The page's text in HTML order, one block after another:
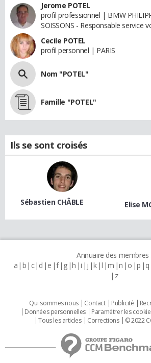
Jerome POTEL
profil professionnel | BMW
SOISSONS - Responsable service
Cecile POTEL
profil personnel | PARIS
Nom "POTEL"
Famille "POTEL"
Ils se sont croisés
Sébastien CHÂBLE Elise
Annuaire des membres :
a b c d e f g h i j k l m n o p q
z
Qui sommes nous Contact Publicité
Données personnelles
Paramétrer les
Tous les articles
Corrections © 2022